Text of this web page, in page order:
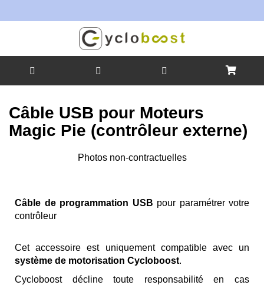
contenu
Câble USB pour Moteurs
Magic Pie (contrôleur externe)
the
gallery
Photos non-contractuelles
beginning
of
images
gallery
Câble de programmation USB pour paramétrer votre
contrôleur
Cet accessoire est uniquement compatible avec un
système de motorisation Cycloboost.
Cycloboost décline toute responsabilité en cas